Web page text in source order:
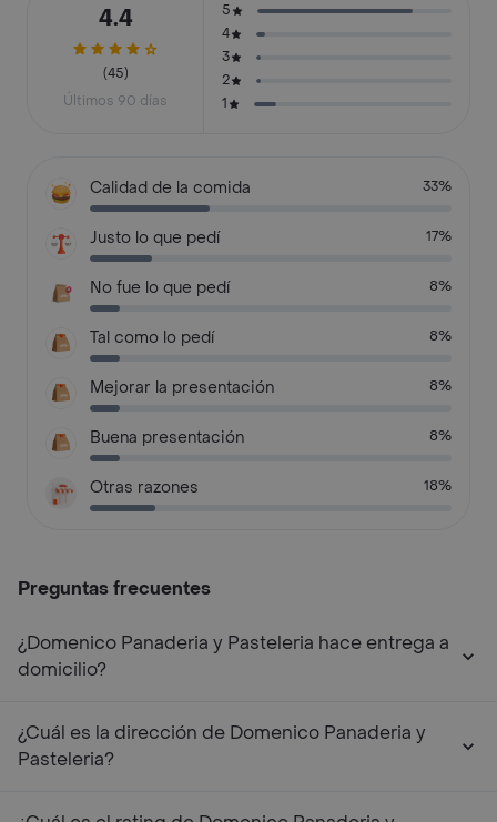
4.4
(45)
Últimos 90 días
5
4
3
2
1
Calidad de la comida 33%
Justo lo que pedí 17%
No fue lo que pedí 8%
Tal como lo pedí 8%
Mejorar la presentación 8%
Buena presentación 8%
Otras razones 18%
Preguntas frecuentes
¿Domenico Panaderia y Pasteleria hace entrega a
domicilio?
¿Cuál es la dirección de Domenico Panaderia y
Pasteleria?